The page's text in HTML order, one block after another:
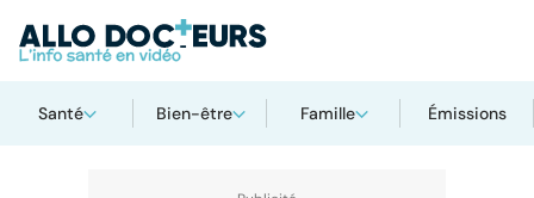
Santé Bien-être Famille Émissions